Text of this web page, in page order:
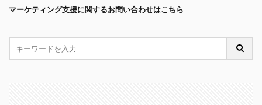
マーケティング支援に関するお問い合わせはこちら